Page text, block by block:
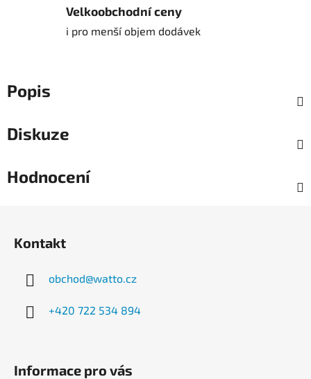
Velkoobchodní ceny
i pro menší objem dodávek
Popis
Diskuze
Hodnocení
Kontakt
obchod@watto.cz
+420 722 534 894
Informace pro vás